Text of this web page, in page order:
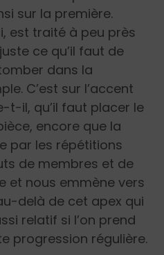
sur la première.
est traité à peu près
ce qu’il faut de
dans la
C’est sur l’accent
t-il, qu’il faut placer le
encore que la
par les répétitions
de membres et de
et nous emmène vers
delà de cet apex qui
relatif si l’on prend
progression régulière.